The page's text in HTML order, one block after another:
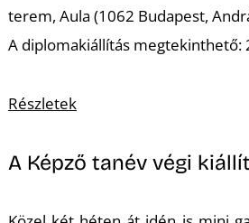
terem, Aula (1062 Budapest,
A diplomakiállítás megtekinthető:
Részletek
A Képző tanév végi